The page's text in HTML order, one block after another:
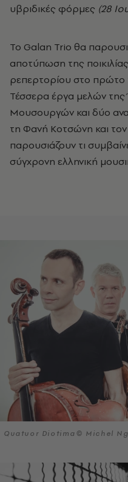
υβριδικές φόρμες (28
Το Galan Trio θα
αποτύπωση της
ρεπερτορίου στο πρώτο
Τέσσερα έργα μελών
Μουσουργών και δύο
τη Φανή Κοτσώνη και
παρουσιάζουν τι
σύγχρονη ελληνική
Quatuor Diotima© Michel